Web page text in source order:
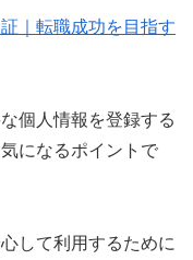
｜転職成功を目指す
個人情報を登録する
になるポイントで
して利用するために